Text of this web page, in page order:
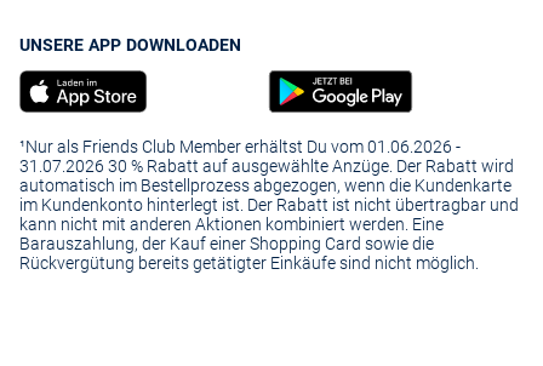
UNSERE APP DOWNLOADEN
¹Nur als Friends Club Member erhältst Du vom 01.06.2026 -
31.07.2026 30 % Rabatt auf ausgewählte Anzüge. Der Rabatt wird
automatisch im Bestellprozess abgezogen, wenn die Kundenkarte
im Kundenkonto hinterlegt ist. Der Rabatt ist nicht übertragbar und
kann nicht mit anderen Aktionen kombiniert werden. Eine
Barauszahlung, der Kauf einer Shopping Card sowie die
Rückvergütung bereits getätigter Einkäufe sind nicht möglich.